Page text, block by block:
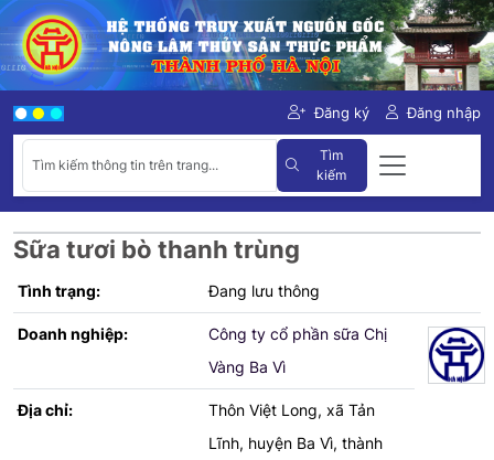
Đăng ký Đăng nhập
Tìm
kiếm
Sữa tươi bò thanh trùng
Tình trạng: Đang lưu thông
Doanh nghiệp:
Công ty cổ phần sữa Chị
Vàng Ba Vì
Địa chỉ:
Thôn Việt Long, xã Tản
Lĩnh, huyện Ba Vì, thành